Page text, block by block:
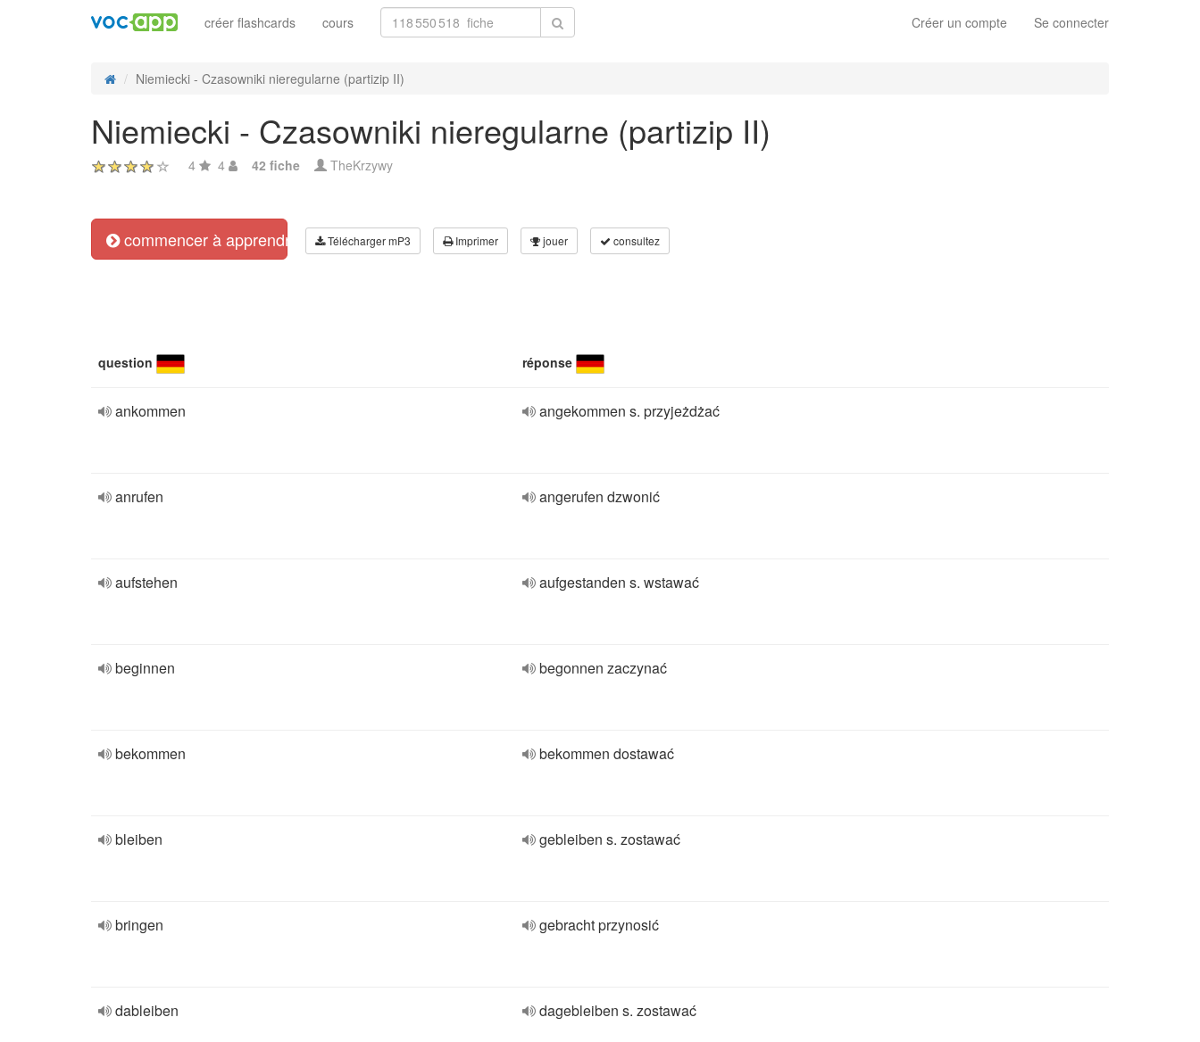
Créer un compte Se connecter
créer flashcards cours
Niemiecki - Czasowniki nieregularne (partizip II)
Niemiecki - Czasowniki nieregularne (partizip II)
4 4 42 fiche TheKrzywy
commencer à apprendre Télécharger mP3 Imprimer jouer consultez
question réponse
ankommen angekommen s. przyjeżdżać
anrufen angerufen dzwonić
aufstehen aufgestanden s. wstawać
beginnen begonnen zaczynać
bekommen bekommen dostawać
bleiben gebleiben s. zostawać
bringen gebracht przynosić
dableiben dagebleiben s. zostawać